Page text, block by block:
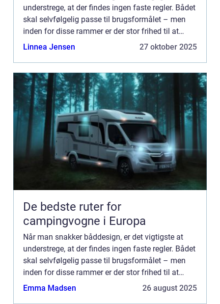
understrege, at der findes ingen faste regler. Bådet
skal selvfølgelig passe til brugsformålet – men
inden for disse rammer er der stor frihed til at
udfolde sig kreativt. I denne artikel giver vi ...
Linnea Jensen 27 oktober 2025
De bedste ruter for
campingvogne i Europa
Når man snakker båddesign, er det vigtigste at
understrege, at der findes ingen faste regler. Bådet
skal selvfølgelig passe til brugsformålet – men
inden for disse rammer er der stor frihed til at
udfolde sig kreativt. I denne artikel giver vi ...
Emma Madsen 26 august 2025